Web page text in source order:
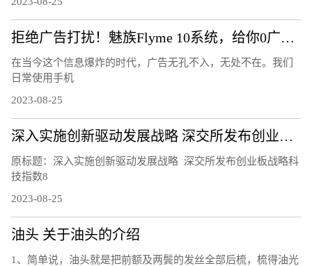
拒绝广告打扰！魅族Flyme 10系统，给你0广告的清爽体验！
在当今这个信息爆炸的时代，广告无孔不入，无处不在。我们
日常使用手机
2023-08-25
深入实施创新驱动发展战略 深交所发布创业板战略科技指数
原标题：深入实施创新驱动发展战略 深交所发布创业板战略科
技指数8
2023-08-25
油头 关于油头的介绍
1、简单说，油头就是把前额及两鬓的发丝全部后梳，梳得油光